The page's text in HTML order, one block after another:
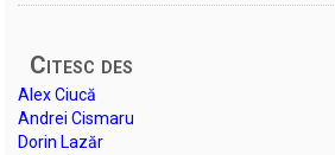
Citesc des
Alex Ciucă
Andrei Cismaru
Dorin Lazăr